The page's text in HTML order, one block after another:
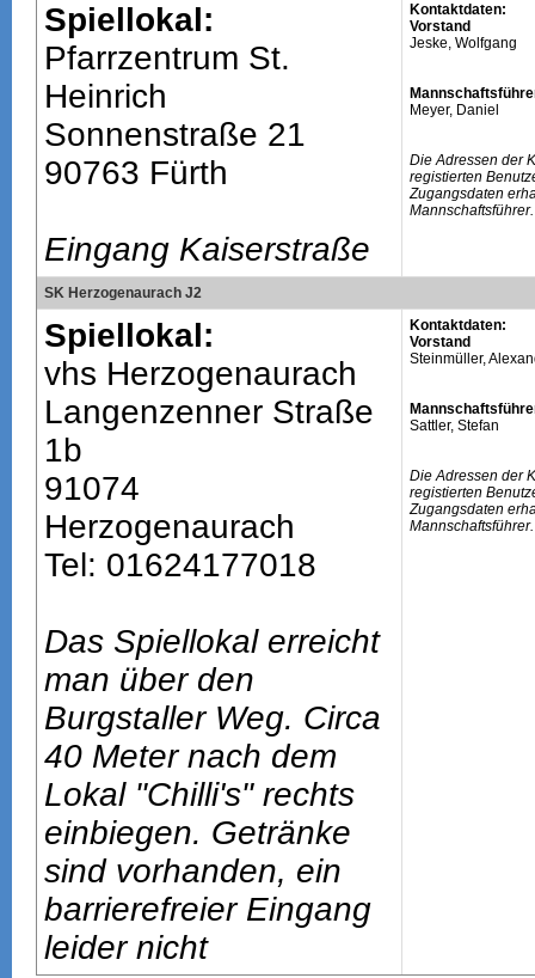
Spiellokal:
Pfarrzentrum St.
Heinrich
Sonnenstraße 21
90763 Fürth
Eingang Kaiserstraße
Kontaktdaten:
Vorstand
Jeske, Wolfgang
Meyer, Daniel
Die Adressen der
registierten
Zugangsdaten
Mannschaftsführer.
SK Herzogenaurach J2
Spiellokal:
vhs Herzogenaurach
Langenzenner Straße
1b
91074
Herzogenaurach
Tel: 01624177018
Das Spiellokal erreicht
man über den
Burgstaller Weg. Circa
40 Meter nach dem
Lokal "Chilli's" rechts
einbiegen. Getränke
sind vorhanden, ein
barrierefreier Eingang
leider nicht
Kontaktdaten:
Vorstand
Steinmüller,
Sattler, Stefan
Die Adressen der
registierten
Zugangsdaten
Mannschaftsführer.